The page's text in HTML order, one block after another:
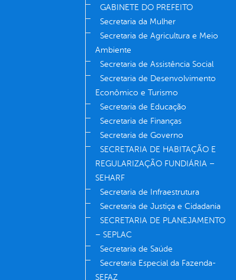
GABINETE DO PREFEITO
Secretaria da Mulher
Secretaria de Agricultura e Meio
Ambiente
Secretaria de Assistência Social
Secretaria de Desenvolvimento
Econômico e Turismo
Secretaria de Educação
Secretaria de Finanças
Secretaria de Governo
SECRETARIA DE HABITAÇÃO E
REGULARIZAÇÃO FUNDIÁRIA –
SEHARF
Secretaria de Infraestrutura
Secretaria de Justiça e Cidadania
SECRETARIA DE PLANEJAMENTO
– SEPLAC
Secretaria de Saúde
Secretaria Especial da Fazenda-
SEFAZ